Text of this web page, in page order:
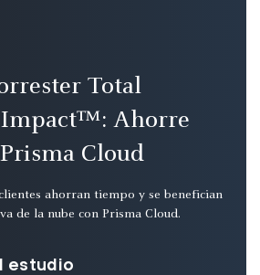
Total
Impact™: Ahorre
Cloud
ahorran tiempo y se benefician
de la nube con Prisma Cloud.
estudio